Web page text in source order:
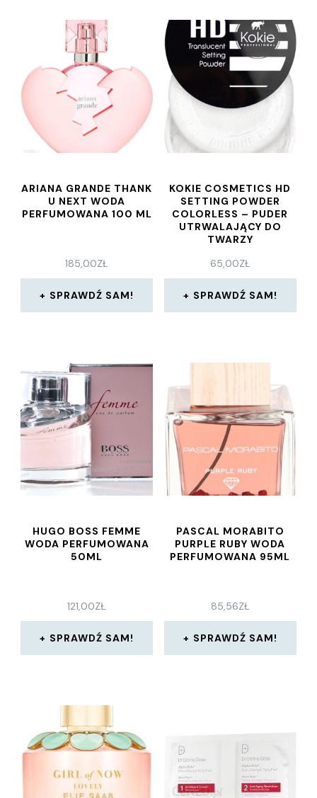
ARIANA GRANDE THANK
U NEXT WODA
PERFUMOWANA 100 ML
185,00ZŁ
SPRAWDŹ SAM!
KOKIE COSMETICS HD
SETTING POWDER
COLORLESS – PUDER
UTRWALAJĄCY DO
TWARZY
65,00ZŁ
SPRAWDŹ SAM!
HUGO BOSS FEMME
WODA PERFUMOWANA
50ML
121,00ZŁ
SPRAWDŹ SAM!
PASCAL MORABITO
PURPLE RUBY WODA
PERFUMOWANA 95ML
85,56ZŁ
SPRAWDŹ SAM!